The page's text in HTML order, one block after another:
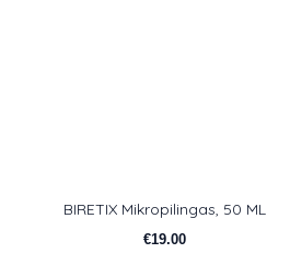
BIRETIX Mikropilingas, 50 ML
€19.00